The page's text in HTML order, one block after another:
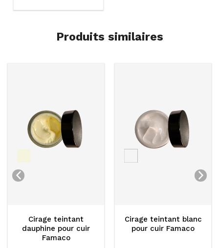
Produits similaires
teintant
pour cuir
Cirage teintant blanc
pour cuir Famaco
Cirage